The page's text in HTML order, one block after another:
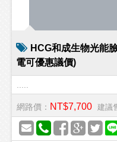
HCG和成生物光能
電可優惠議價)
網路價： NT$7,700 建議